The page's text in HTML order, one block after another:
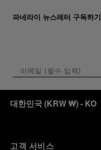
파네라이 뉴스레터 구독하기
대한민국(KRW ₩)- KO
고객 서비스